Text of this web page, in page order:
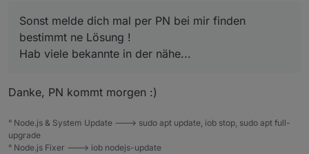
Wen der fertig fertig gelötet ist oder mit shield und
Aufstecken eventuell ne Idee ?
Sonst melde dich mal per PN bei mir finden
bestimmt ne Lösung !
Hab viele bekannte in der nähe...
Sonst melde dich mal per PN bei mir finden
bestimmt ne Lösung !
Hab viele bekannte in der nähe...
Danke, PN kommt morgen :)
° Node.js & System Update ---> sudo apt update, iob stop, sudo apt full-
upgrade
° Node.js Fixer ---> iob nodejs-update